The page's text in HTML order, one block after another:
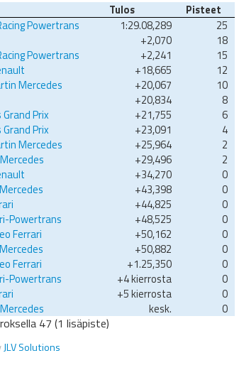
Tulos
Pisteet
Powertrans 1:29.08,289
25
+2,070
18
Powertrans +2,241
15
+18,665
12
Mercedes +20,067
10
+20,834
8
Prix +21,755
6
Prix +23,091
4
Mercedes +25,964
2
+29,496
2
+34,270
0
+43,398
0
+44,825
0
Powertrans +48,525
0
Ferrari +50,162
0
+50,882
0
Ferrari +1.25,350
0
Powertrans +4 kierrosta
0
+5 kierrosta
0
kesk. 0
47 (1 lisäpiste)
JLV Solutions